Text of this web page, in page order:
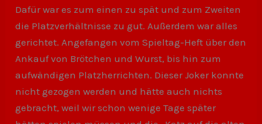
Dafür war es zum einen zu spät und zum Zweiten
die Platzverhältnisse zu gut. Außerdem war alles
gerichtet. Angefangen vom Spieltag-Heft über den
Ankauf von Brötchen und Wurst, bis hin zum
aufwändigen Platzherrichten. Dieser Joker konnte
nicht gezogen werden und hätte auch nichts
gebracht, weil wir schon wenige Tage später